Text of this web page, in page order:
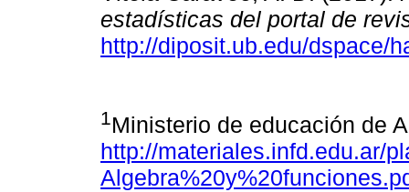
estadísticas del portal de
http://diposit.ub.edu/dspace/
1Ministerio de educación de
http://materiales.infd.edu.ar/